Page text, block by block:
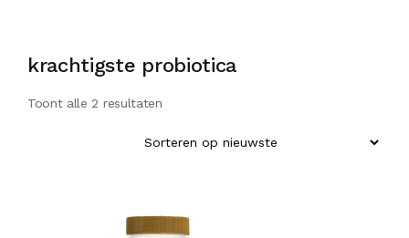
krachtigste probiotica
Toont alle 2 resultaten